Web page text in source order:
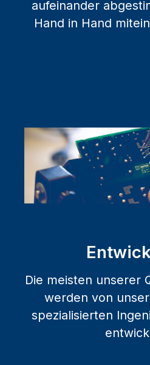
aufeinander
Hand in Hand
Die meisten unserer
werden von
spezialisierten